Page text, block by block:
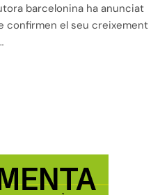
barcelonina ha anunciat
confirmen el seu creixement